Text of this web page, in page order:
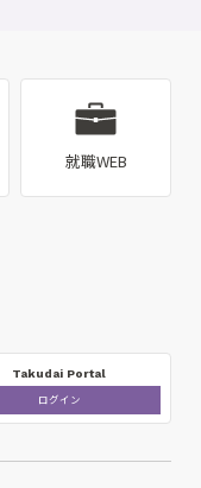
就職WEB
Takudai Portal
ログイン